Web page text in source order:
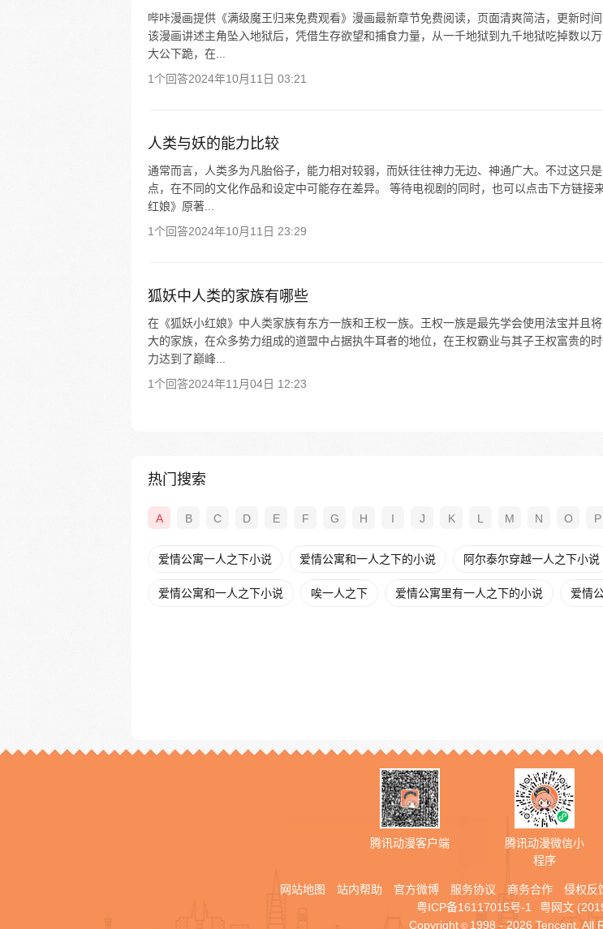
哔咔漫画提供《满级魔王归来免费观看》漫画最新章节免费阅读，页面清爽简洁，更新时间
该漫画讲述主角坠入地狱后，凭借生存欲望和捕食力量，从一千地狱到九千地狱吃掉数以
大公下跪，在...
1个回答2024年10月11日 03:21
人类与妖的能力比较
通常而言，人类多为凡胎俗子，能力相对较弱，而妖往往神力无边、神通广大。不过这只
点，在不同的文化作品和设定中可能存在差异。 等待电视剧的同时，也可以点击下方链接
红娘》原著...
1个回答2024年10月11日 23:29
狐妖中人类的家族有哪些
在《狐妖小红娘》中人类家族有东方一族和王权一族。王权一族是最先学会使用法宝并且
大的家族，在众多势力组成的道盟中占据执牛耳者的地位，在王权霸业与其子王权富贵的
力达到了巅峰...
1个回答2024年11月04日 12:23
热门搜索
A B C D E F G H I J K L M N O P
爱情公寓一人之下小说 爱情公寓和一人之下的小说 阿尔泰尔穿越一人之下小说
爱情公寓和一人之下小说 唉一人之下 爱情公寓里有一人之下的小说 爱情
腾讯动漫客户端
腾讯动漫微信小
程序
网站地图 站内帮助 官方微博 服务协议 商务合作 侵权反
粤ICP备16117015号-1
粤网文
Copyright © 1998 - 2026 Tencent. All